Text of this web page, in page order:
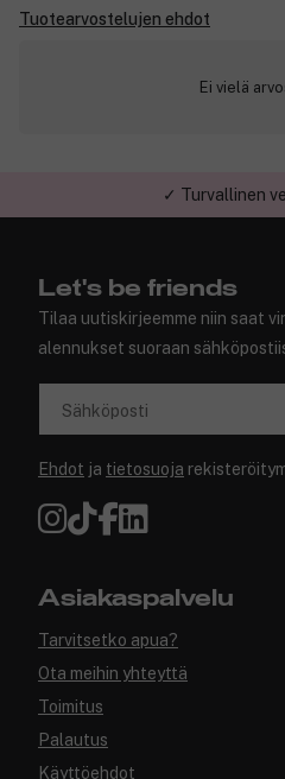
Tuotearvostelujen ehdot
Ei vielä
✓ Turvallinen
Let's be friends
Tilaa uutiskirjeemme niin saat
alennukset suoraan
Sähköposti
Ehdot ja tietosuoja
Asiakaspalvelu
Tarvitsetko apua?
Ota meihin yhteyttä
Toimitus
Palautus
Käyttöehdot